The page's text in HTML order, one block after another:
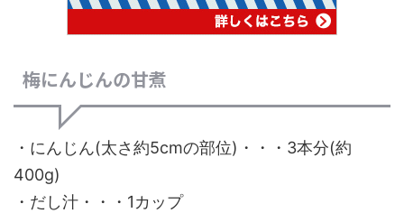
梅にんじんの甘煮
・にんじん(太さ約5cmの部位)・・・3本分(約
400g)
・だし汁・・・1カップ